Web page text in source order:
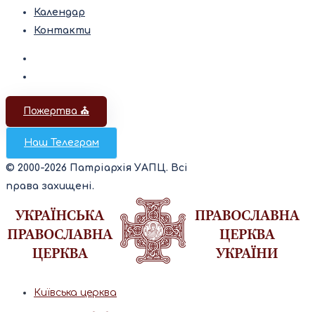
Календар
Контакти
Пожертва ⛪️
Наш Телеграм
© 2000-2026 Патріархія УАПЦ. Всі
права захищені.
Київська церква